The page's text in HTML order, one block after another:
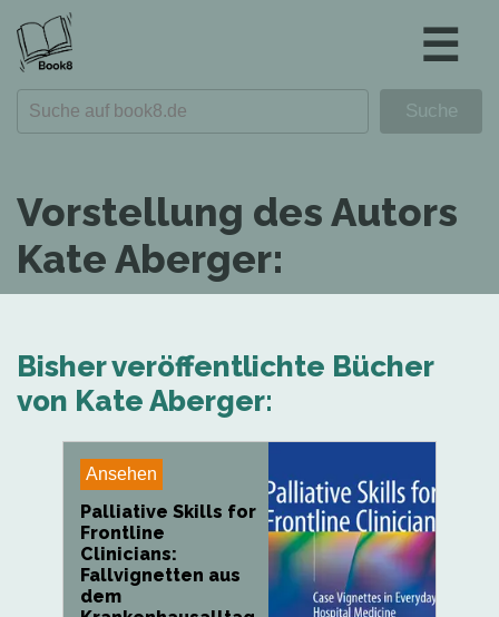
☰
Vorstellung des Autors
Kate Aberger:
Bisher veröffentlichte Bücher
von Kate Aberger:
Ansehen
Palliative Skills for
Frontline
Clinicians:
Fallvignetten aus
dem